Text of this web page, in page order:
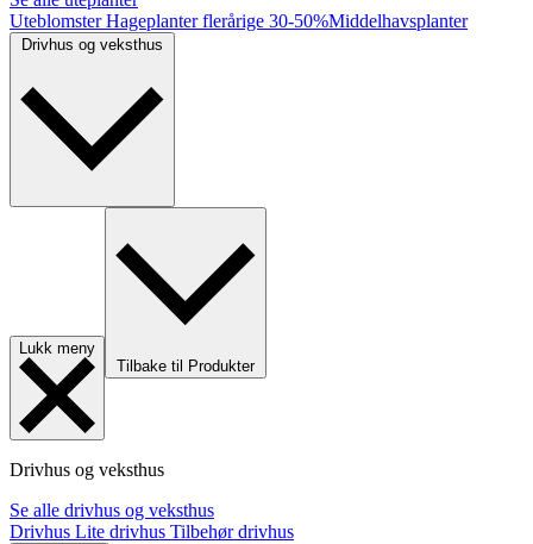
UteblomsterHageplanter flerårige 30-50%Middelhavsplanter
Lukk meny
Tilbake til Produkter
Drivhus og veksthus
Se alle drivhus og veksthus
Drivhus Lite drivhus Tilbehør drivhus